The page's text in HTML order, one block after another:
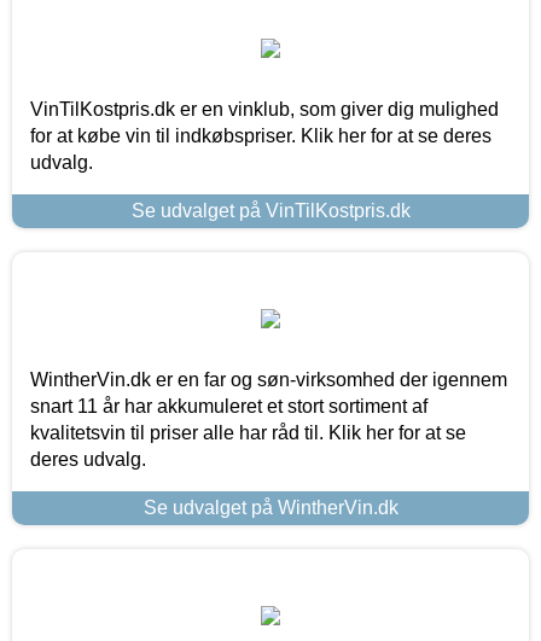
VinTilKostpris.dk er en vinklub, som giver dig mulighed
for at købe vin til indkøbspriser. Klik her for at se deres
udvalg.
Se udvalget på VinTilKostpris.dk
WintherVin.dk er en far og søn-virksomhed der igennem
snart 11 år har akkumuleret et stort sortiment af
kvalitetsvin til priser alle har råd til. Klik her for at se
deres udvalg.
Se udvalget på WintherVin.dk